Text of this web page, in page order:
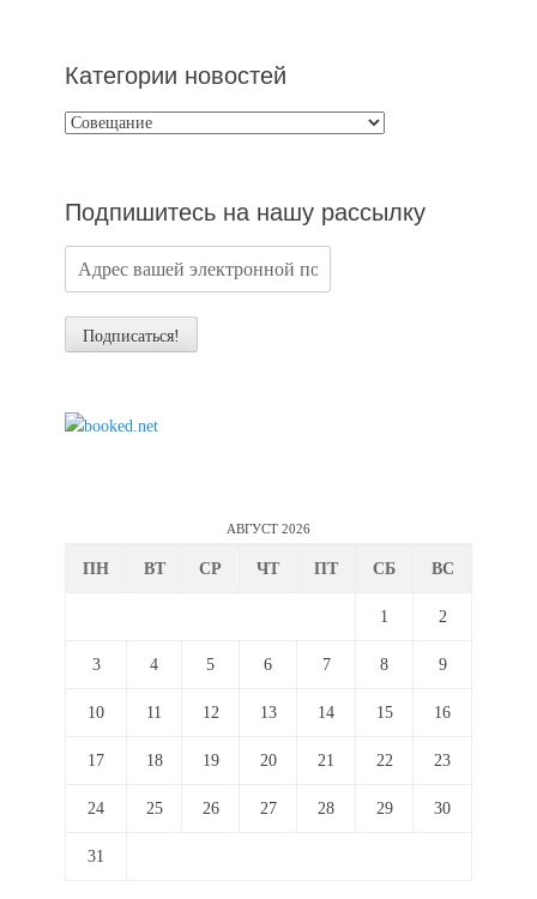
Категории новостей
Категории
Подпишитесь на нашу рассылку
АВГУСТ 2026
ПН ВТ СР ЧТ ПТ СБ ВС
1 2
3 4 5 6 7 8 9
10 11 12 13 14 15 16
17 18 19 20 21 22 23
24 25 26 27 28 29 30
31